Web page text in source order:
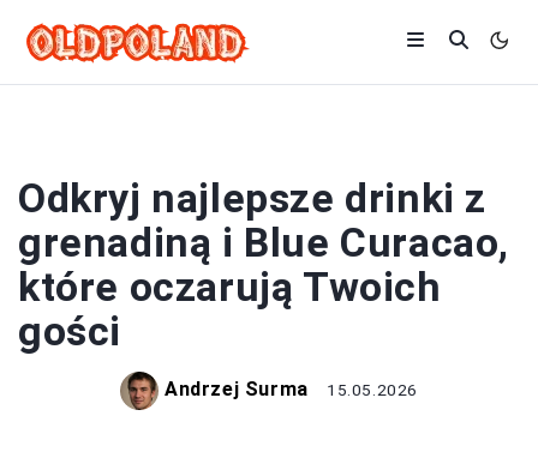
Odkryj najlepsze drinki z
grenadiną i Blue Curacao,
które oczarują Twoich
gości
Andrzej Surma 15.05.2026